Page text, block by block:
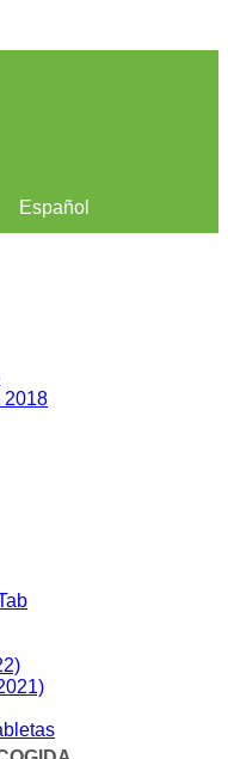
Español